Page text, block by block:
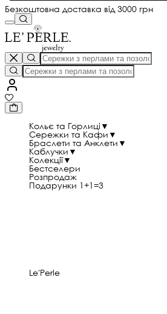
Безкоштовна доставка від 3000 грн
Кольє та Горлиці ▼
Сережки та Кафи ▼
Браслети та Анклети ▼
Каблучки ▼
Колекції▼
Бестселери
Розпродаж
Подарунки 1+1=3
Le'Perle